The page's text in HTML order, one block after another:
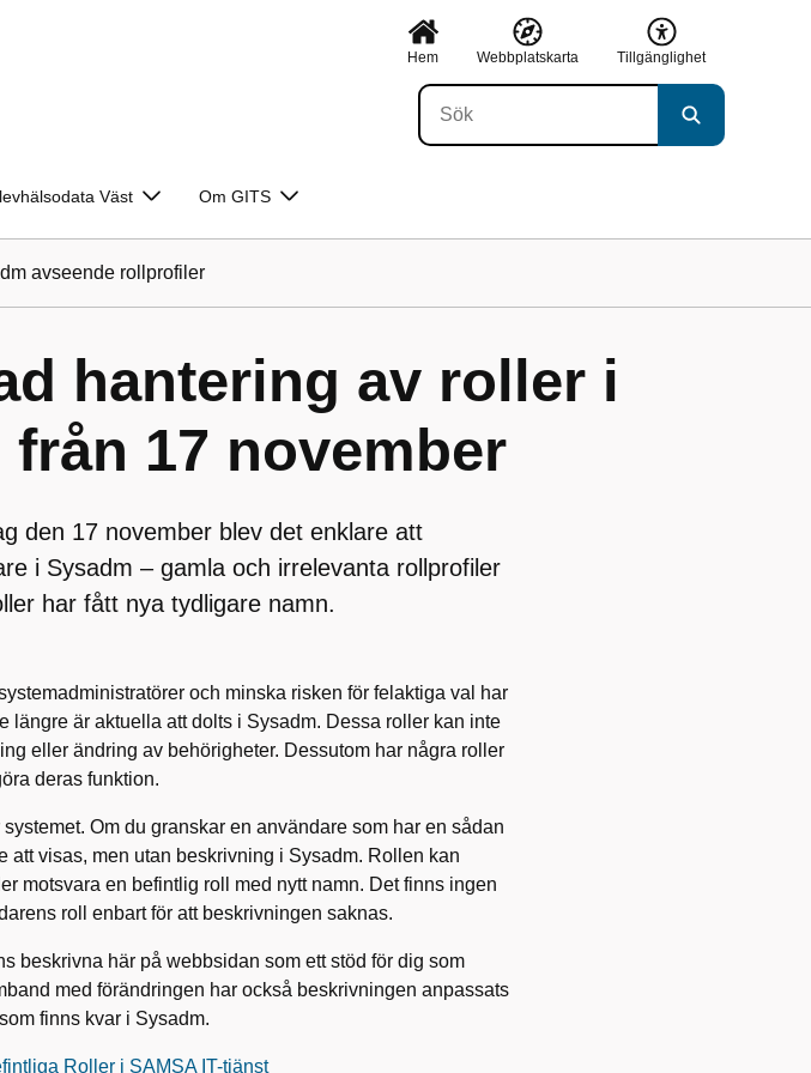
Hem Webbplatskarta Tillgänglighet
Väst Om GITS
avseende rollprofiler
hantering av roller i
från 17 november
den 17 november blev det enklare att
i Sysadm – gamla och irrelevanta rollprofiler
har fått nya tydligare namn.
och minska risken för felaktiga val har
längre är aktuella att dolts i Sysadm. Dessa roller kan inte
eller ändring av behörigheter. Dessutom har några roller
deras funktion.
Om du granskar en användare som har en sådan
att visas, men utan beskrivning i Sysadm. Rollen kan
motsvara en befintlig roll med nytt namn. Det finns ingen
roll enbart för att beskrivningen saknas.
beskrivna här på webbsidan som ett stöd för dig som
med förändringen har också beskrivningen anpassats
finns kvar i Sysadm.
Roller i SAMSA IT-tjänst